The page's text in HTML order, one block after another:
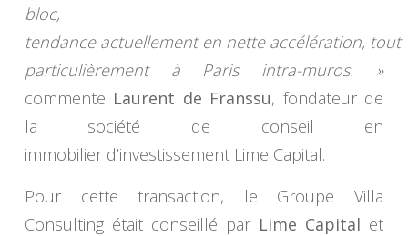
bloc,
tendance actuellement en nette accélération, tout
particulièrement à Paris intra-muros. »
commente Laurent de Franssu, fondateur de
la société de conseil en
immobilier d’investissement Lime Capital.
Pour cette transaction, le Groupe Villa
Consulting était conseillé par Lime Capital et